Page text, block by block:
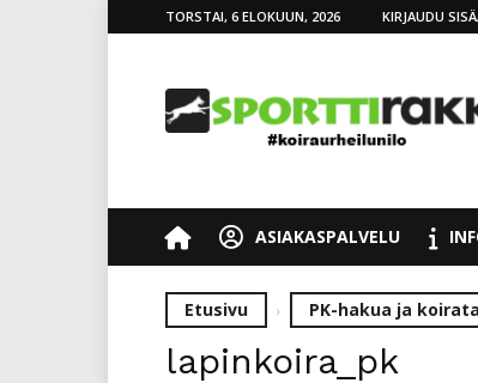
TORSTAI, 6 ELOKUUN, 2026 KIRJAUDU
ASIAKASPALVELU
Etusivu PK-hakua ja
lapinkoira_pk